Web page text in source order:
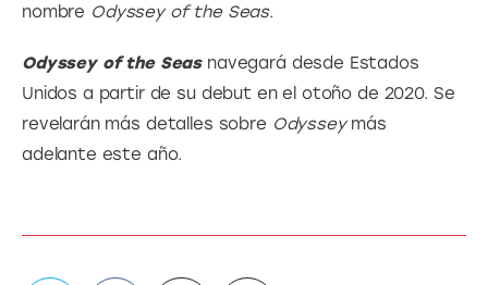
nombre Odyssey of the Seas.
Odyssey of the Seas navegará desde Estados
Unidos a partir de su debut en el otoño de 2020. Se
revelarán más detalles sobre Odyssey más
adelante este año.